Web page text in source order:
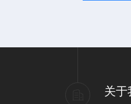
关于